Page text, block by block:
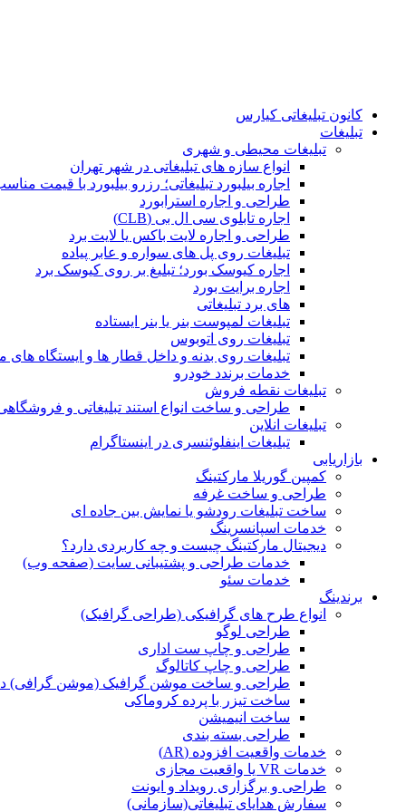
کانون تبلیغاتی کیارس
تبلیغات
تبلیغات محیطی و شهری
انواع سازه‌ های تبلیغاتی در شهر تهران
اجاره بیلبورد تبلیغاتی؛ رزرو بیلبورد با قیمت
طراحی و اجاره استرابورد
اجاره تابلوی سی ال بی (CLB)
طراحی و اجاره لایت باکس یا لایت برد
تبلیغات روی پل های سواره و عابر پیاده
اجاره کیوسک بورد؛ تبلیغ بر روی کیوسک برد
اجاره برایت بورد
های برد تبلیغاتی
تبلیغات لمپوست بنر یا بنر ایستاده
تبلیغات روی اتوبوس
تبلیغات روی بدنه و داخل قطار ها و ایستگاه های
خدمات برندد خودرو
تبلیغات نقطه فروش
طراحی و ساخت انواع استند تبلیغاتی و
تبلیغات انلاین
تبلیغات اینفلوئنسری در اینستاگرام
بازاریابی
کمپین گوریلا مارکتینگ
طراحی و ساخت غرفه
ساخت تبلیغات رودشو یا نمایش بین جاده ای
خدمات اسپانسرینگ
دیجیتال مارکتینگ چیست و چه کاربردی دارد؟
خدمات طراحی و پشتیبانی سایت (صفحه وب)
خدمات سئو
برندینگ
انواع طرح های گرافیکی (طراحی گرافیک)
طراحی لوگو
طراحی و چاپ ست اداری
طراحی و چاپ کاتالوگ
طراحی و ساخت موشن گرافیک (موشن گرافی)
ساخت تیزر با پرده کروماکی
ساخت انیمیشن
طراحی بسته بندی
خدمات واقعیت افزوده (AR)
خدمات VR یا واقعیت مجازی
طراحی و برگزاری رویداد و ایونت
سفارش هدایای تبلیغاتی(سازمانی)